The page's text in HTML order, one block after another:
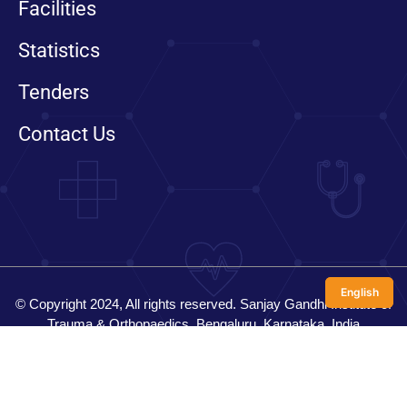
English
Facilities
Statistics
Tenders
Contact Us
© Copyright 2024, All rights reserved. Sanjay Gandhi Institute of
Trauma & Orthopaedics, Bengaluru, Karnataka, India